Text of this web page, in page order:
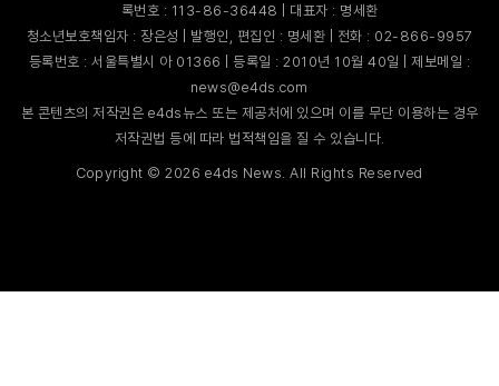
록번호 : 113-86-36448 | 대표자 : 명세환
청소년보호책임자 : 장은성 | 발행인, 편집인 : 명세환 | 전화 : 02-866-9957
등록번호 : 서울특별시 아 01366 | 등록일 : 2010년 10월 40일 | 제보메일 :
news@e4ds.com
본 콘텐츠의 저작권은 e4ds뉴스 또는 제공처에 있으며 이를 무단 이용하는 경우
저작권법 등에 따라 법적책임을 질 수 있습니다.
Copyright ©2026 e4ds News. All Rights Reserved